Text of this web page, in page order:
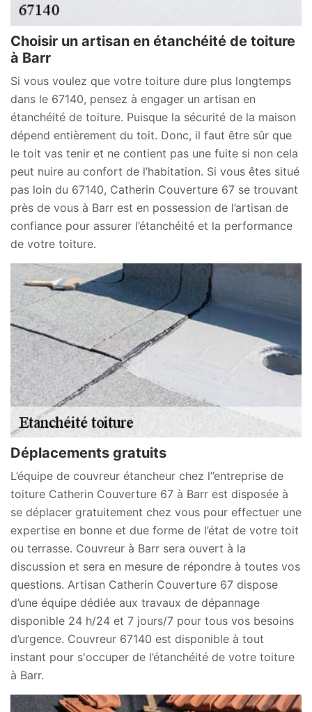
Choisir un artisan en étanchéité de toiture
à Barr
Si vous voulez que votre toiture dure plus longtemps
dans le 67140, pensez à engager un artisan en
étanchéité de toiture. Puisque la sécurité de la maison
dépend entièrement du toit. Donc, il faut être sûr que
le toit vas tenir et ne contient pas une fuite si non cela
peut nuire au confort de l’habitation. Si vous êtes situé
pas loin du 67140, Catherin Couverture 67 se trouvant
près de vous à Barr est en possession de l’artisan de
confiance pour assurer l’étanchéité et la performance
de votre toiture.
Déplacements gratuits
L’équipe de couvreur étancheur chez l’’entreprise de
toiture Catherin Couverture 67 à Barr est disposée à
se déplacer gratuitement chez vous pour effectuer une
expertise en bonne et due forme de l’état de votre toit
ou terrasse. Couvreur à Barr sera ouvert à la
discussion et sera en mesure de répondre à toutes vos
questions. Artisan Catherin Couverture 67 dispose
d’une équipe dédiée aux travaux de dépannage
disponible 24 h/24 et 7 jours/7 pour tous vos besoins
d’urgence. Couvreur 67140 est disponible à tout
instant pour s'occuper de l’étanchéité de votre toiture
à Barr.